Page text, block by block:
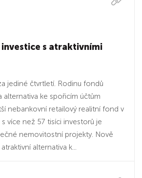
investice s atraktivními
jediné čtvrtletí. Rodinu fondů
alternativa ke spořicím účtům
nebankovní retailový realitní fond v
s více než 57 tisíci investorů je
nemovitostní projekty. Nově
alternativa k...